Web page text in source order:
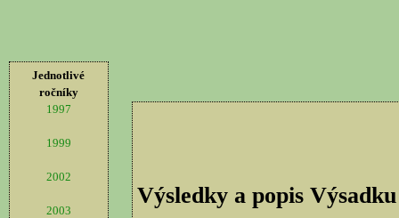
Jednotlivé
ročníky
1997
1999
2002
2003
Výsledky a popis Výsadku